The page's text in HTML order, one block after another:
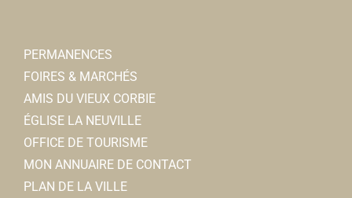
PERMANENCES
FOIRES & MARCHÉS
AMIS DU VIEUX CORBIE
ÉGLISE LA NEUVILLE
OFFICE DE TOURISME
MON ANNUAIRE DE CONTACT
PLAN DE LA VILLE